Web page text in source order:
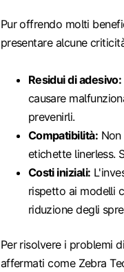
Pur offrendo molti
presentare alcune
Residui di adesivo:
causare
prevenirli.
Compatibilità:
etichette linerless.
Costi iniziali:
rispetto ai modelli
riduzione degli
Per risolvere i problemi
affermati come Zebra